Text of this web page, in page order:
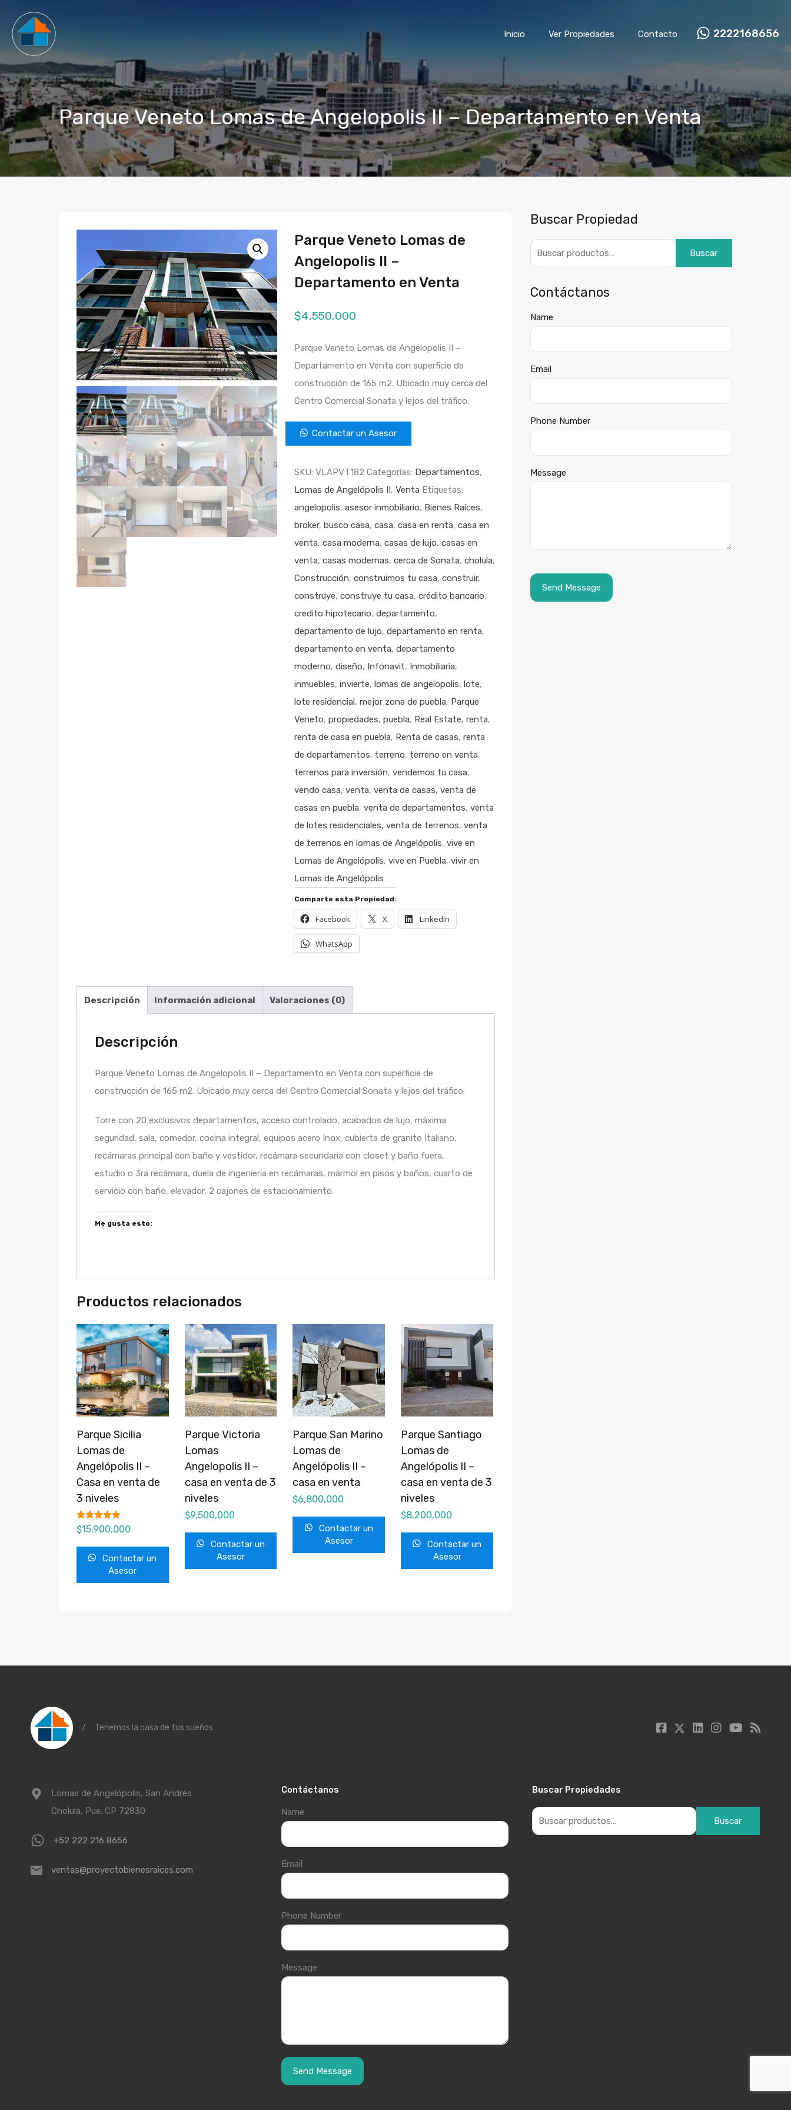
Inicio Ver Propiedades Contacto 2222168656
Parque Veneto Lomas de Angelopolis II – Departamento en Venta
Parque Veneto Lomas de
Angelopolis II –
Departamento en Venta
$4,550,000
Parque Veneto Lomas de Angelopolis II –
Departamento en Venta con superficie de
construcción de 165 m2. Ubicado muy cerca del
Centro Comercial Sonata y lejos del tráfico.
Contactar un Asesor
SKU: VLAPVT182 Categorías: Departamentos,
Lomas de Angelópolis II, Venta Etiquetas:
angelopolis, asesor inmobiliario, Bienes Raíces,
broker, busco casa, casa, casa en renta, casa en
venta, casa moderna, casas de lujo, casas en
venta, casas modernas, cerca de Sonata, cholula,
Construcción, construimos tu casa, construir,
construye, construye tu casa, crédito bancario,
credito hipotecario, departamento,
departamento de lujo, departamento en renta,
departamento en venta, departamento
moderno, diseño, Infonavit, Inmobiliaria,
inmuebles, invierte, lomas de angelopolis, lote,
lote residencial, mejor zona de puebla, Parque
Veneto, propiedades, puebla, Real Estate, renta,
renta de casa en puebla, Renta de casas, renta
de departamentos, terreno, terreno en venta,
terrenos para inversión, vendemos tu casa,
vendo casa, venta, venta de casas, venta de
casas en puebla, venta de departamentos, venta
de lotes residenciales, venta de terrenos, venta
de terrenos en lomas de Angelópolis, vive en
Lomas de Angelópolis, vive en Puebla, vivir en
Lomas de Angelópolis
Comparte esta Propiedad:
Facebook X LinkedIn
WhatsApp
Descripción Información adicional Valoraciones (0)
Descripción
Parque Veneto Lomas de Angelopolis II – Departamento en Venta con superficie de
construcción de 165 m2. Ubicado muy cerca del Centro Comercial Sonata y lejos del tráfico.
Torre con 20 exclusivos departamentos, acceso controlado, acabados de lujo, máxima
seguridad, sala, comedor, cocina integral, equipos acero Inox, cubierta de granito Italiano,
recámaras principal con baño y vestidor, recámara secundaria con closet y baño fuera,
estudio o 3ra recámara, duela de ingeniería en recámaras, mármol en pisos y baños, cuarto de
servicio con baño, elevador, 2 cajones de estacionamiento.
Me gusta esto:
Productos relacionados
Parque Sicilia
Lomas de
Angelópolis II –
Casa en venta de
3 niveles
Valorado en
5.00
de 5
$15,900,000
Contactar un
Asesor
Parque Victoria
Lomas
Angelopolis II –
casa en venta de 3
niveles
$9,500,000
Contactar un
Asesor
Parque San Marino
Lomas de
Angelópolis II –
casa en venta
$6,800,000
Contactar un
Asesor
Parque Santiago
Lomas de
Angelópolis II –
casa en venta de 3
niveles
$8,200,000
Contactar un
Asesor
Buscar Propiedad
Buscar
Contáctanos
Name
Email
Phone Number
Message
/ Tenemos la casa de tus sueños
Lomas de Angelópolis, San Andrés
Cholula, Pue. CP 72830
+52 222 216 8656
ventas@proyectobienesraices.com
Contáctanos
Name
Email
Phone Number
Message
Buscar Propiedades
Buscar